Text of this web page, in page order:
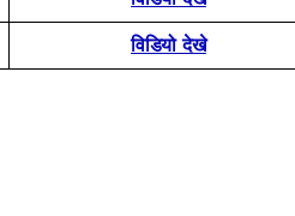
विडियो देखे